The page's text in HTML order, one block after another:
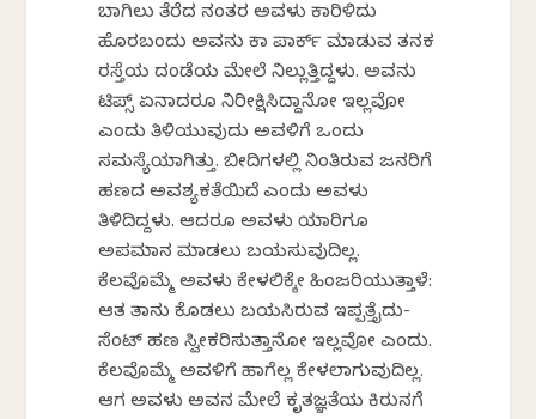
ಬಾಗಿಲು ತೆರೆದ ನಂತರ ಅವಳು ಕಾರಿಳಿದು
ಹೊರಬಂದು ಅವನು ಕಾರ್ ಪಾರ್ಕ್ ಮಾಡುವ ತನಕ
ರಸ್ತೆಯ ದಂಡೆಯ ಮೇಲೆ ನಿಲ್ಲುತ್ತಿದ್ದಳು. ಅವನು
ಟಿಪ್ಸ್ ಏನಾದರೂ ನಿರೀಕ್ಷಿಸಿದ್ದಾನೋ ಇಲ್ಲವೋ
ಎಂದು ತಿಳಿಯುವುದು ಅವಳಿಗೆ ಒಂದು
ಸಮಸ್ಯೆಯಾಗಿತ್ತು. ಬೀದಿಗಳಲ್ಲಿ ನಿಂತಿರುವ ಜನರಿಗೆ
ಹಣದ ಅವಶ್ಯಕತೆಯಿದೆ ಎಂದು ಅವಳು
ತಿಳಿದಿದ್ದಳು. ಆದರೂ ಅವಳು ಯಾರಿಗೂ
ಅಪಮಾನ ಮಾಡಲು ಬಯಸುವುದಿಲ್ಲ.
ಕೆಲವೊಮ್ಮೆ ಅವಳು ಕೇಳಲಿಕ್ಕೇ ಹಿಂಜರಿಯುತ್ತಾಳೆ:
ಆತ ತಾನು ಕೊಡಲು ಬಯಸಿರುವ ಇಪ್ಪತ್ತೈದು-
ಸೆಂಟ್ ಹಣ ಸ್ವೀಕರಿಸುತ್ತಾನೋ ಇಲ್ಲವೋ ಎಂದು.
ಕೆಲವೊಮ್ಮೆ ಅವಳಿಗೆ ಹಾಗೆಲ್ಲ ಕೇಳಲಾಗುವುದಿಲ್ಲ.
ಆಗ ಅವಳು ಅವನ ಮೇಲೆ ಕೃತಜ್ಞತೆಯ ಕಿರುನಗೆ